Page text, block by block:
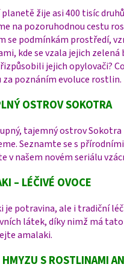
planetě žije asi 400 tisíc
na pozoruhodnou cestu
se podmínkám prostředí,
kde se vzala jejich
jejich opylovači?
za poznáním evoluce rostlin.
OSTROV SOKOTRA
tajemný ostrov
Seznamte se s
v našem novém seriálu
– LÉČIVÉ OVOCE
je potravina, ale i tradiční
látek, díky nimž má
amalaki.
S ROSTLINAMI